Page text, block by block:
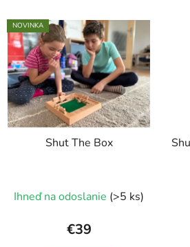
NOVINKA
Shut The Box
Ihneď na odoslanie (>5 ks)
€39